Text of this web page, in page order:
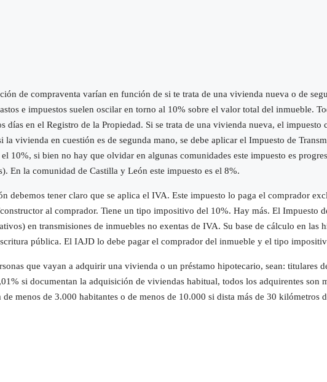
de compraventa varían en función de si te trata de una vivienda nueva o de
e impuestos suelen oscilar en torno al 10% sobre el valor total del inmueble.
días en el Registro de la Propiedad. Si se trata de una vivienda nueva, el
vivienda en cuestión es de segunda mano, se debe aplicar el Impuesto de
10%, si bien no hay que olvidar en algunas comunidades este impuesto es
En la comunidad de Castilla y León este impuesto es el 8%.
debemos tener claro que se aplica el IVA. Este impuesto lo paga el comprador
al comprador. Tiene un tipo impositivo del 10%. Hay más. El Impuesto
en transmisiones de inmuebles no exentas de IVA. Su base de cálculo en las
pública. El IAJD lo debe pagar el comprador del inmueble y el tipo
que vayan a adquirir una vivienda o un préstamo hipotecario, sean: titulares
si documentan la adquisición de viviendas habitual, todos los adquirentes son
menos de 3.000 habitantes o de menos de 10.000 si dista más de 30 kilómetros